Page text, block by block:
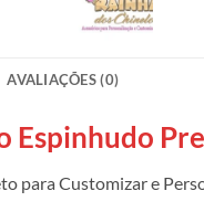
AVALIAÇÕES (0)
Espinhudo
para Customizar e